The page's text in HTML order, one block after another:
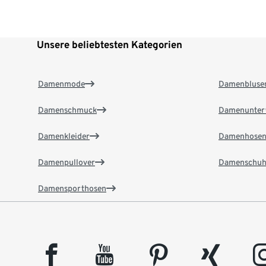
Unsere beliebtesten Kategorien
Damenmode
Damenschmuck
Damenkleider
Damenpullover
Damensporthosen
Damenhosen
facebook youtube pinterest xing